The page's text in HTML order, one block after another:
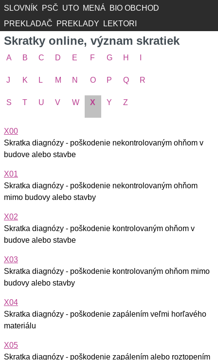
SLOVNÍK PSČ UTO MENÁ
BIO OBCHOD
PREKLADAČ
PREKLADY LEKTORI
Skratky online, význam skratiek
A B C D E F G H
J K L M N O P Q R
S T U V W X Y Z
X00
Skratka diagnózy - poškodenie nekontrolovaným ohňom v
budove alebo stavbe
X01
Skratka diagnózy - poškodenie nekontrolovaným ohňom
mimo budovy alebo stavby
X02
Skratka diagnózy - poškodenie kontrolovaným ohňom v
budove alebo stavbe
X03
Skratka diagnózy - poškodenie kontrolovaným ohňom mimo
budovy alebo stavby
X04
Skratka diagnózy - poškodenie zapálením veľmi horľavého
materiálu
X05
Skratka diagnózy - poškodenie zapálením alebo roztopením